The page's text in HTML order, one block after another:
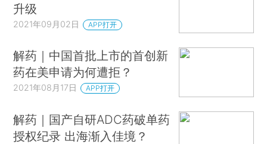
升级
2021年09月02日 APP打开
解药｜中国首批上市的首创新
药在美申请为何遭拒？
2021年08月17日 APP打开
解药｜国产自研ADC药破单药
授权纪录 出海渐入佳境？